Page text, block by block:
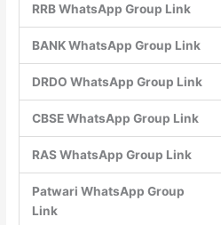
RRB WhatsApp Group Link
BANK WhatsApp Group Link
DRDO WhatsApp Group Link
CBSE WhatsApp Group Link
RAS WhatsApp Group Link
Patwari WhatsApp Group
Link